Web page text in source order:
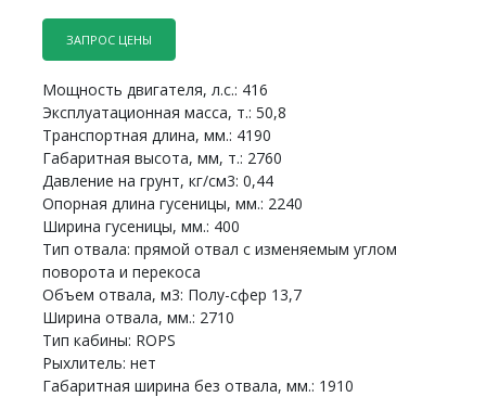
ЗАПРОС ЦЕНЫ
Мощность двигателя, л.с.: 416
Эксплуатационная масса, т.: 50,8
Транспортная длина, мм.: 4190
Габаритная высота, мм, т.: 2760
Давление на грунт, кг/см3: 0,44
Опорная длина гусеницы, мм.: 2240
Ширина гусеницы, мм.: 400
Тип отвала: прямой отвал с изменяемым углом
поворота и перекоса
Объем отвала, м3: Полу-сфер 13,7
Ширина отвала, мм.: 2710
Тип кабины: ROPS
Рыхлитель: нет
Габаритная ширина без отвала, мм.: 1910